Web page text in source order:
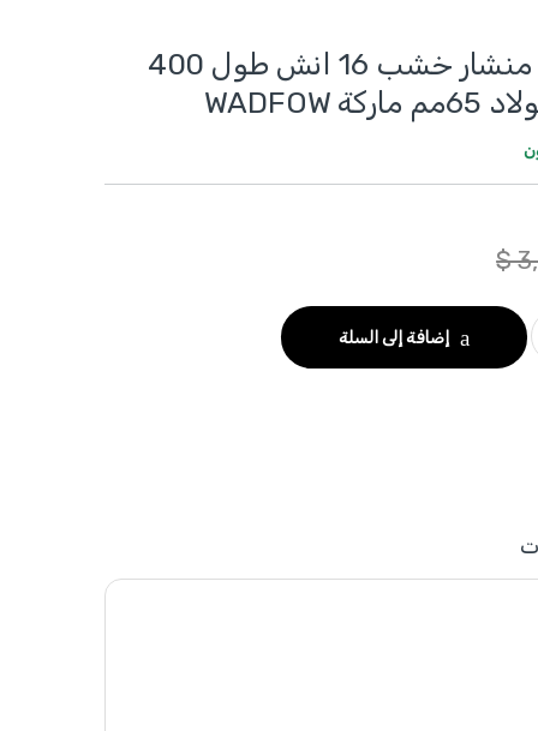
WHW8G16 - منشار خشب 16 انش طول 400
$
إضافة إلى السلة